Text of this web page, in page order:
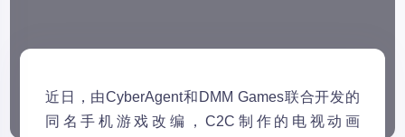
近日，由CyberAgent和DMM Games联合开发的
同名手机游戏改编，C2C制作的电视动画